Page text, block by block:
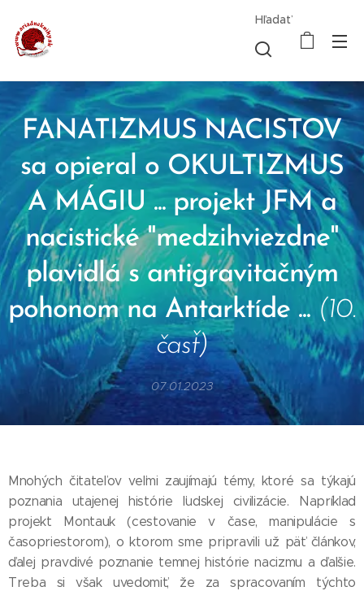
Hľadať
FANATIZMUS NACISTOV
sa opieral o OKULTIZMUS
A MÁGIU ... projekt JFM a
nacistické "medzihviezdne"
plavidlá s antigravitačným
pohonom na Antarktíde ... (10.
časť)
07.01.2023
Mnohých čitateľov veľmi zaujímajú témy, ktoré sa týkajú
poznania utajenej histórie ľudskej civilizácie. Napríklad
projekt Montauk (cestovanie v čase, manipulácie s
časopriestorom), o ktorom sme pripravili už päť článkov,
ďalej pravdivé poznanie temnej histórie nacizmu a ďalšie.
Treba si však uvedomiť, že za spracovaním týchto